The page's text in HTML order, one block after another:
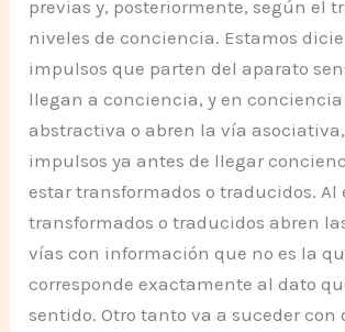
previas y, posteriormente, según el
niveles de conciencia. Estamos
impulsos que parten del aparato
llegan a conciencia, y en
abstractiva o abren la vía asociativa,
impulsos ya antes de llegar
estar transformados o traducidos. Al
transformados o traducidos abren
vías con información que no es la
corresponde exactamente al dato
sentido. Otro tanto va a suceder con